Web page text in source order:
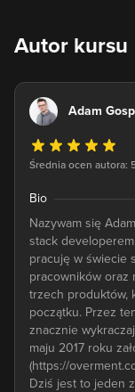
Autor kursu
Adam
Średnia ocen autora:
Bio
Nazywam się
stack
pracuję w świecie
pracowników oraz
trzech produktów,
początku. Przez
znacznie
maju 2017 roku
(https://
Dziś jest to jeden